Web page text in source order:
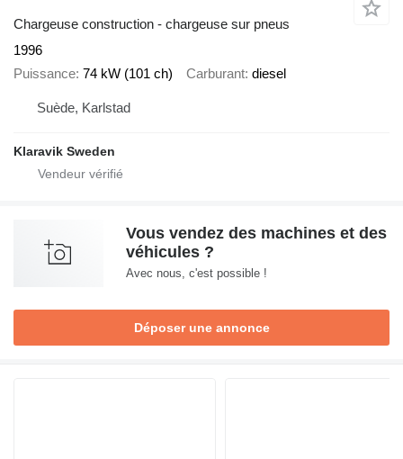
Chargeuse construction - chargeuse sur pneus
1996
Puissance 74 kW (101 ch) Carburant diesel
Suède, Karlstad
Klaravik Sweden
Vous vendez des machines et des
véhicules ?
Avec nous, c'est possible !
Déposer une annonce